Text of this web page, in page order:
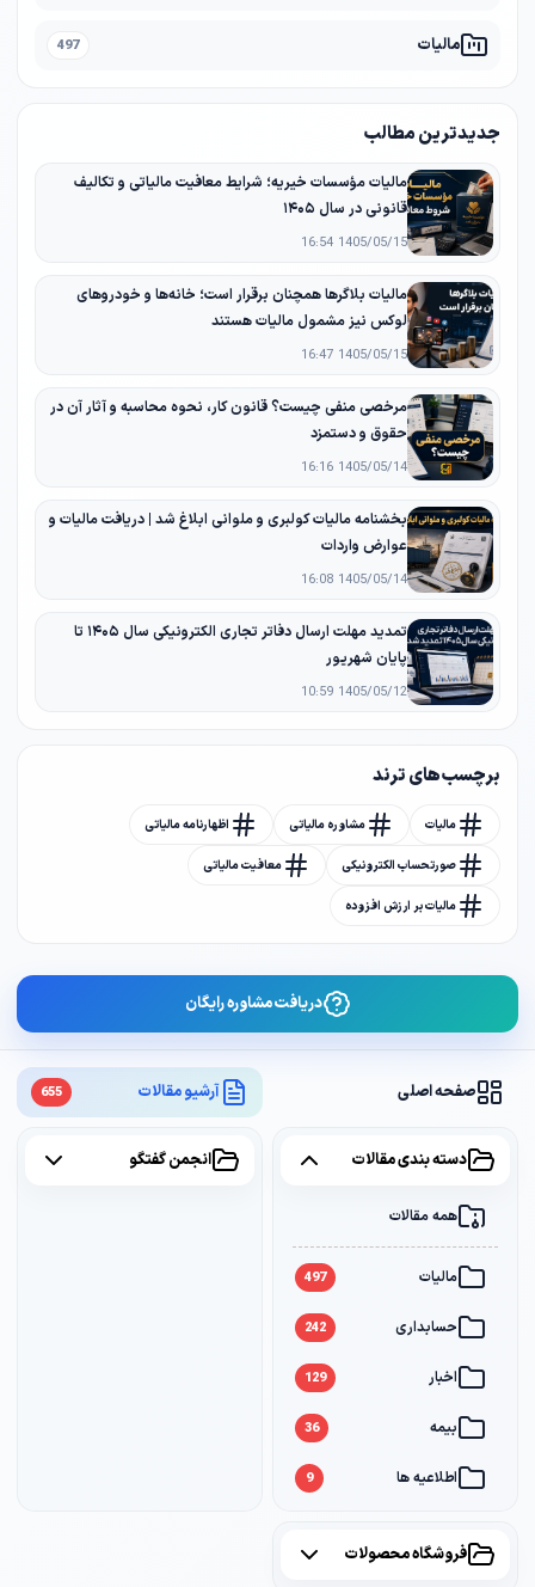
صفحه اصلی آرشیو مقالات 655
دسته بندی مقالات
همه مقالات
مالیات 497
حسابداری 242
اخبار 129
بیمه 36
اطلاعیه ها 9
انجمن گفتگو
فروشگاه محصولات
مالیات 497
جدیدترین مطالب
مالیات مؤسسات خیریه؛ شرایط معافیت مالیاتی و تکالیف
قانونی در سال ۱۴۰۵
1405/05/15 16:54
مالیات بلاگرها همچنان برقرار است؛ خانه‌ها و خودروهای
لوکس نیز مشمول مالیات هستند
1405/05/15 16:47
مرخصی منفی چیست؟ قانون کار، نحوه محاسبه و آثار آن در
حقوق و دستمزد
1405/05/14 16:16
بخشنامه مالیات کولبری و ملوانی ابلاغ شد | دریافت مالیات و
عوارض واردات
1405/05/14 16:08
تمدید مهلت ارسال دفاتر تجاری الکترونیکی سال ۱۴۰۵ تا
پایان شهریور
1405/05/12 10:59
برچسب های ترند
مالیات مشاوره مالیاتی اظهارنامه مالیاتی
صورتحساب الکترونیکی معافیت مالیاتی
مالیات بر ارزش افزوده
دریافت مشاوره رایگان